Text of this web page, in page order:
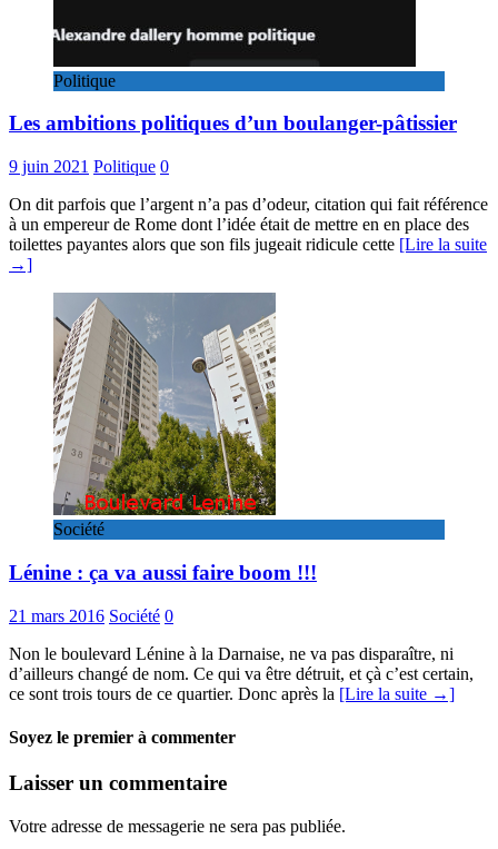
Politique
Les ambitions politiques d’un boulanger-pâtissier
9 juin 2021 Politique 0
On dit parfois que l’argent n’a pas d’odeur, citation qui fait référence
à un empereur de Rome dont l’idée était de mettre en en place des
toilettes payantes alors que son fils jugeait ridicule cette [Lire la suite
→]
Société
Lénine : ça va aussi faire boom !!!
21 mars 2016 Société 0
Non le boulevard Lénine à la Darnaise, ne va pas disparaître, ni
d’ailleurs changé de nom. Ce qui va être détruit, et çà c’est certain,
ce sont trois tours de ce quartier. Donc après la [Lire la suite →]
Soyez le premier à commenter
Laisser un commentaire
Votre adresse de messagerie ne sera pas publiée.